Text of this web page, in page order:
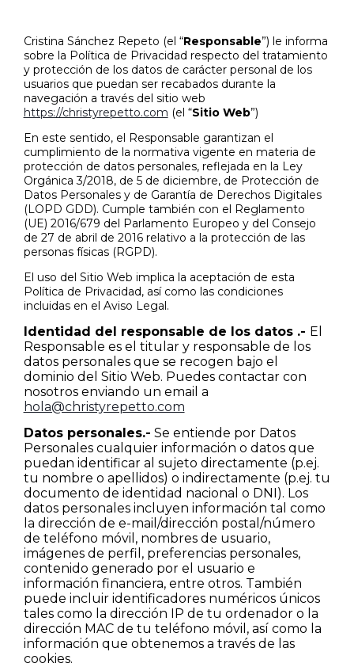
content
Cristina Sánchez Repeto (el “Responsable”) le informa
sobre la Política de Privacidad respecto del tratamiento
y protección de los datos de carácter personal de los
usuarios que puedan ser recabados durante la
navegación a través del sitio web
https://christyrepetto.com (el “Sitio Web”)
En este sentido, el Responsable garantizan el
cumplimiento de la normativa vigente en materia de
protección de datos personales, reflejada en la Ley
Orgánica 3/2018, de 5 de diciembre, de Protección de
Datos Personales y de Garantía de Derechos Digitales
(LOPD GDD). Cumple también con el Reglamento
(UE) 2016/679 del Parlamento Europeo y del Consejo
de 27 de abril de 2016 relativo a la protección de las
personas físicas (RGPD).
El uso del Sitio Web implica la aceptación de esta
Política de Privacidad, así como las condiciones
incluidas en el Aviso Legal.
Identidad del responsable de los datos .- El
Responsable es el titular y responsable de los
datos personales que se recogen bajo el
dominio del Sitio Web. Puedes contactar con
nosotros enviando un email a
hola@christyrepetto.com
Datos personales.- Se entiende por Datos
Personales cualquier información o datos que
puedan identificar al sujeto directamente (p.ej.
tu nombre o apellidos) o indirectamente (p.ej. tu
documento de identidad nacional o DNI). Los
datos personales incluyen información tal como
la dirección de e-mail/dirección postal/número
de teléfono móvil, nombres de usuario,
imágenes de perfil, preferencias personales,
contenido generado por el usuario e
información financiera, entre otros. También
puede incluir identificadores numéricos únicos
tales como la dirección IP de tu ordenador o la
dirección MAC de tu teléfono móvil, así como la
información que obtenemos a través de las
cookies.